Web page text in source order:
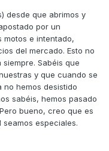
desde que abrimos y
por un
motos e intentado,
del mercado. Esto no
Sabéis que
y que cuando se
hemos desistido
sabéis, hemos pasado
bueno, creo que es
especiales.